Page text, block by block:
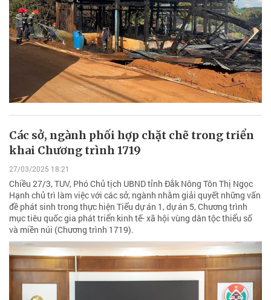
Các sở, ngành phối hợp chặt chẽ trong triển
khai Chương trình 1719
27/03/2025 18:21
Chiều 27/3, TUV, Phó Chủ tịch UBND tỉnh Đắk Nông Tôn Thị Ngọc
Hạnh chủ trì làm việc với các sở, ngành nhằm giải quyết những vấn
đề phát sinh trong thực hiện Tiểu dự án 1, dự án 5, Chương trình
mục tiêu quốc gia phát triển kinh tế- xã hội vùng dân tộc thiểu số
và miền núi (Chương trình 1719).